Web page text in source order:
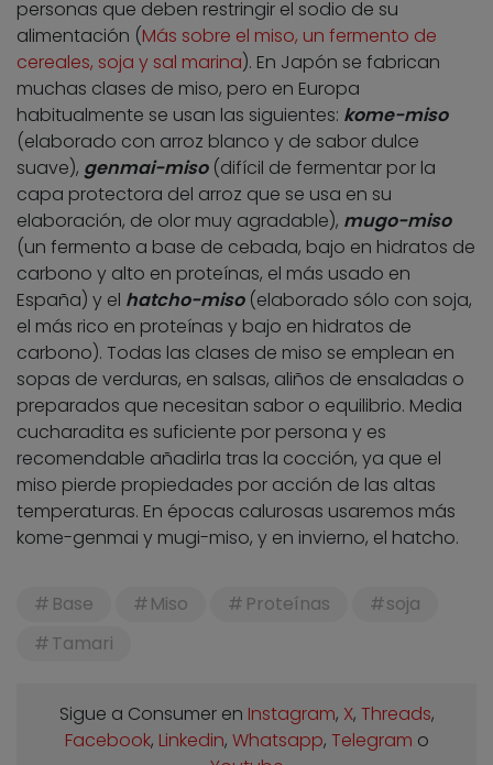
personas que deben restringir el sodio de su
alimentación (Más sobre el miso, un fermento de
cereales, soja y sal marina). En Japón se fabrican
muchas clases de miso, pero en Europa
habitualmente se usan las siguientes: kome-miso
(elaborado con arroz blanco y de sabor dulce
suave), genmai-miso(difícil de fermentar por la
capa protectora del arroz que se usa en su
elaboración, de olor muy agradable), mugo-miso
(un fermento a base de cebada, bajo en hidratos de
carbono y alto en proteínas, el más usado en
España) y el hatcho-miso(elaborado sólo con soja,
el más rico en proteínas y bajo en hidratos de
carbono). Todas las clases de miso se emplean en
sopas de verduras, en salsas, aliños de ensaladas o
preparados que necesitan sabor o equilibrio. Media
cucharadita es suficiente por persona y es
recomendable añadirla tras la cocción, ya que el
miso pierde propiedades por acción de las altas
temperaturas. En épocas calurosas usaremos más
kome-genmai y mugi-miso, y en invierno, el hatcho.
Base Miso Proteínas
soja
Tamari
Sigue a Consumer en Instagram, X, Threads,
Facebook, Linkedin, Whatsapp, Telegram o